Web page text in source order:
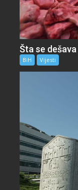
Šta se
BiH Vijesti